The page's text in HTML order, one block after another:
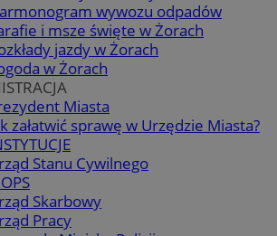
wywozu odpadów
i msze święte w Żorach
jazdy w Żorach
w Żorach
Miasta
załatwić sprawę w Urzędzie Miasta?
Stanu Cywilnego
Skarbowy
Pracy